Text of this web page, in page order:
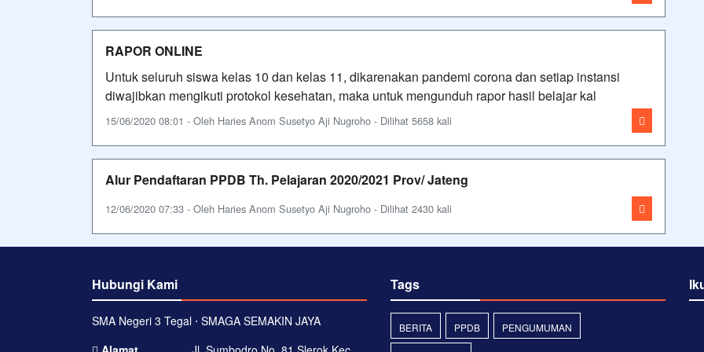
RAPOR ONLINE
Untuk seluruh siswa kelas 10 dan kelas 11, dikarenakan pandemi corona dan setiap instansi
diwajibkan mengikuti protokol kesehatan, maka untuk mengunduh rapor hasil belajar kal
15/06/2020 08:01 - Oleh Haries Anom Susetyo Aji Nugroho - Dilihat 5658 kali
Alur Pendaftaran PPDB Th. Pelajaran 2020/2021 Prov/ Jateng
12/06/2020 07:33 - Oleh Haries Anom Susetyo Aji Nugroho - Dilihat 2430 kali
Hubungi Kami
SMA Negeri 3 Tegal ⋅ SMAGA SEMAKIN JAYA
Tags
BERITA PPDB PENGUMUMAN